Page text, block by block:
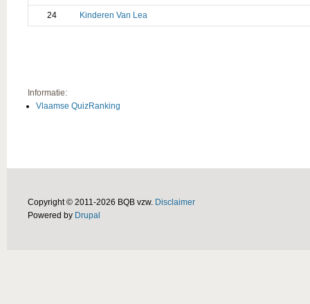
24 Kinderen Van Lea
Informatie:
Vlaamse QuizRanking
Copyright © 2011-2026 BQB vzw. Disclaimer
Powered by Drupal